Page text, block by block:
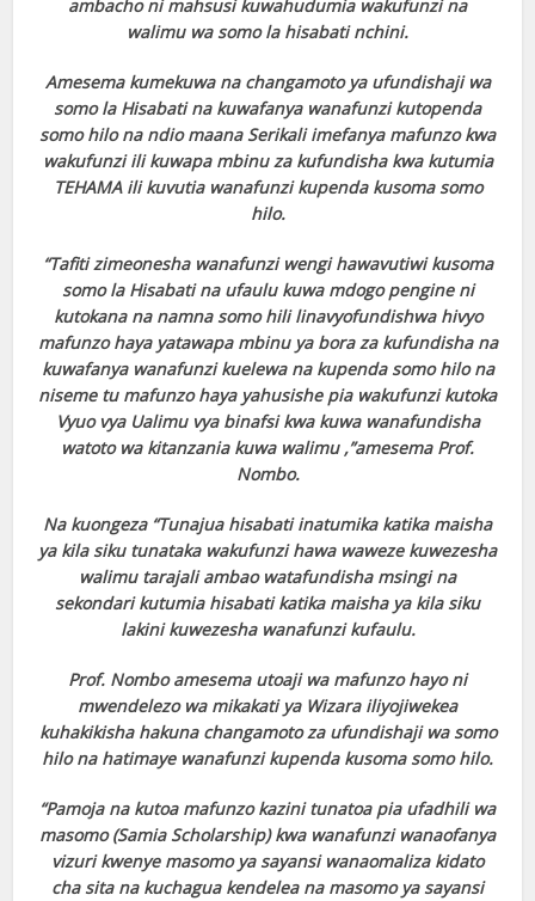
ambacho ni mahsusi kuwahudumia wakufunzi na
walimu wa somo la hisabati nchini.
Amesema kumekuwa na changamoto ya ufundishaji wa
somo la Hisabati na kuwafanya wanafunzi kutopenda
somo hilo na ndio maana Serikali imefanya mafunzo kwa
wakufunzi ili kuwapa mbinu za kufundisha kwa kutumia
TEHAMA ili kuvutia wanafunzi kupenda kusoma somo
hilo.
“Tafiti zimeonesha wanafunzi wengi hawavutiwi kusoma
somo la Hisabati na ufaulu kuwa mdogo pengine ni
kutokana na namna somo hili linavyofundishwa hivyo
mafunzo haya yatawapa mbinu ya bora za kufundisha na
kuwafanya wanafunzi kuelewa na kupenda somo hilo na
niseme tu mafunzo haya yahusishe pia wakufunzi kutoka
Vyuo vya Ualimu vya binafsi kwa kuwa wanafundisha
watoto wa kitanzania kuwa walimu ,”amesema Prof.
Nombo.
Na kuongeza “Tunajua hisabati inatumika katika maisha
ya kila siku tunataka wakufunzi hawa waweze kuwezesha
walimu tarajali ambao watafundisha msingi na
sekondari kutumia hisabati katika maisha ya kila siku
lakini kuwezesha wanafunzi kufaulu.
Prof. Nombo amesema utoaji wa mafunzo hayo ni
mwendelezo wa mikakati ya Wizara iliyojiwekea
kuhakikisha hakuna changamoto za ufundishaji wa somo
hilo na hatimaye wanafunzi kupenda kusoma somo hilo.
“Pamoja na kutoa mafunzo kazini tunatoa pia ufadhili wa
masomo (Samia Scholarship) kwa wanafunzi wanaofanya
vizuri kwenye masomo ya sayansi wanaomaliza kidato
cha sita na kuchagua kendelea na masomo ya sayansi